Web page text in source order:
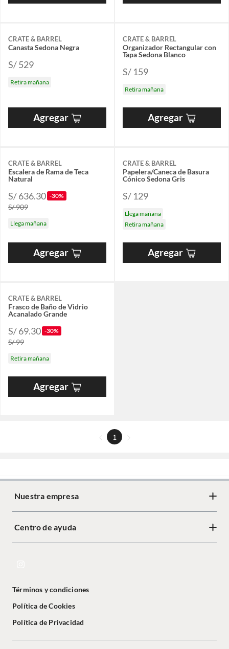
CRATE & BARREL
Canasta Sedona Negra
S/ 529
Retira mañana
Agregar
CRATE & BARREL
Organizador Rectangular con
Tapa Sedona Blanco
S/ 159
Retira mañana
Agregar
CRATE & BARREL
Escalera de Rama de Teca
Natural
S/ 636.30 -30%
S/ 909
Llega mañana
Agregar
CRATE & BARREL
Papelera/Caneca de Basura
Cónico Sedona Gris
S/ 129
Llega mañana
Retira mañana
Agregar
CRATE & BARREL
Frasco de Baño de Vidrio
Acanalado Grande
S/ 69.30 -30%
S/ 99
Retira mañana
Agregar
1
Nuestra empresa
Centro de ayuda
Términos y condiciones
Política de Cookies
Política de Privacidad